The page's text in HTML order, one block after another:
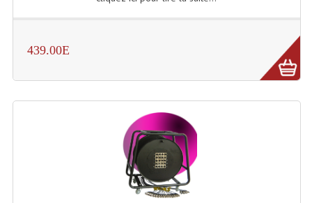
Machines À Bulles
Machines À Effet Brouillard
Machines À Fumée Lourde
Machines À Mousse, Neige, Liquides
439.00E